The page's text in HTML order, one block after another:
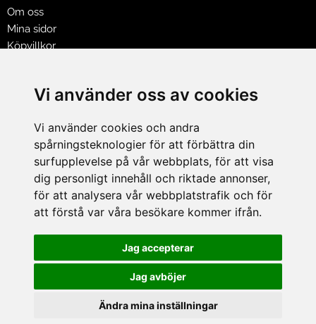
Vi använder oss av cookies
Vi använder cookies och andra
spårningsteknologier för att förbättra din
surfupplevelse på vår webbplats, för att visa
dig personligt innehåll och riktade annonser,
för att analysera vår webbplatstrafik och för
att förstå var våra besökare kommer ifrån.
Jag accepterar
Jag avböjer
Ändra mina inställningar
Om oss
Mina sidor
Köpvillkor
Jobba på Hasselgrens
LEVERANS
BETALNINGSSÄTT
I butiken i Lund kan du betala med Visa, Mastercard, Lund
City presentkort och kontanter.